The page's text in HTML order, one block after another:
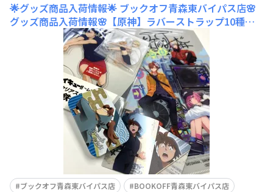
🌟グッズ商品入荷情報🌟 ブックオフ青森東バイパス店🌸
グッズ商品入荷情報🌸【原神】ラバーストラップ10種【K
nightAｰ騎士Aｰ】A4クリアファイル4種【Crazy Raccoo
n】大妖怪A4クリアファイル2種【忍たま乱太郎】すらい
どきゃんカード【ハイキュー‼︎】缶バッジアクリルスタン
ドアクリルブロックラバーストラップすき
ブックオフ青森東バイパス店
BOOKOFF青森東バイパス店